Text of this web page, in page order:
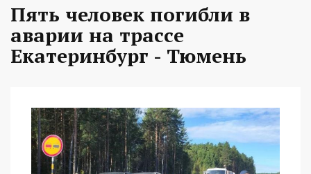
Пять человек погибли в
аварии на трассе
Екатеринбург - Тюмень